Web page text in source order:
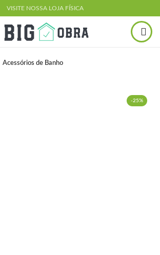
VISITE NOSSA LOJA FÍSICA
Acessórios de Banho
-25%